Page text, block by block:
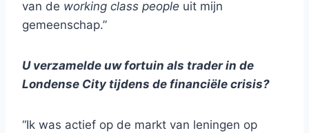
van de working class people uit mijn
gemeenschap.”
U verzamelde uw fortuin als trader in de
Londense City tijdens de financiële crisis?
“Ik was actief op de markt van leningen op